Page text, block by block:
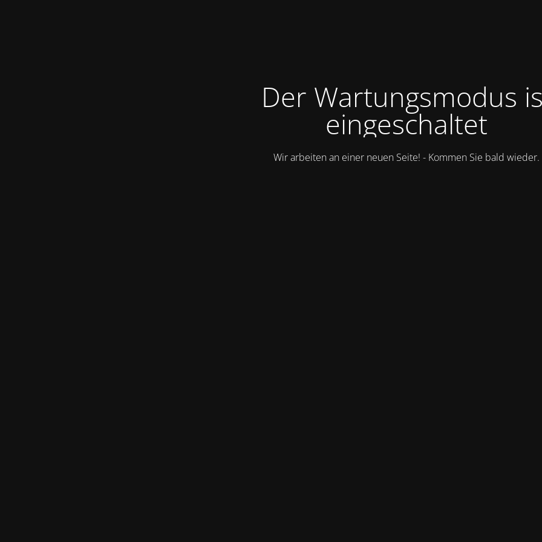
Der Wartungsmodus
eingeschaltet
Wir arbeiten an einer neuen Seite! - Kommen Sie bald wieder.